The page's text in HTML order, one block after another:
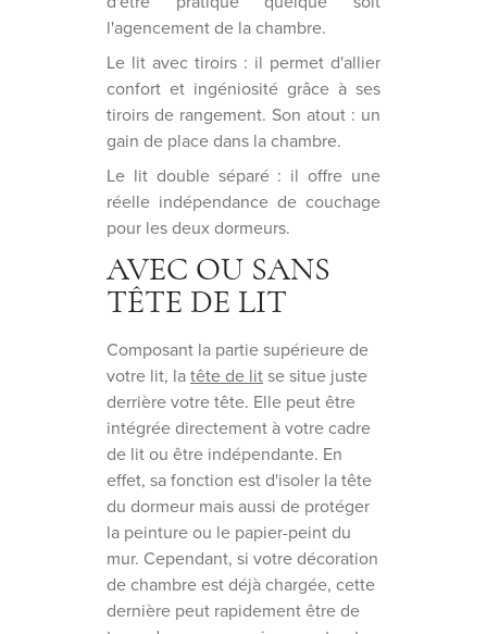
l'agencement de la chambre.
Le lit avec tiroirs : il permet d'allier
confort et ingéniosité grâce à ses
tiroirs de rangement. Son atout : un
gain de place dans la chambre.
Le lit double séparé : il offre une
réelle indépendance de couchage
pour les deux dormeurs.
AVEC OU SANS
TÊTE DE LIT
Composant la partie supérieure de
votre lit, latête de litse situe juste
derrière votre tête. Elle peut être
intégrée directement à votre cadre
de lit ou être indépendante. En
effet, sa fonction est d'isoler la tête
du dormeur mais aussi de protéger
la peinture ou le papier-peint du
mur. Cependant, si votre décoration
de chambre est déjà chargée, cette
dernière peut rapidement être de